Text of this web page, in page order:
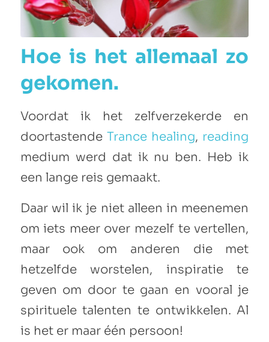
Hoe is het allemaal zo
gekomen.
Voordat ik het zelfverzekerde en
doortastende Trance healing, reading
medium werd dat ik nu ben. Heb ik
een lange reis gemaakt.
Daar wil ik je niet alleen in meenemen
om iets meer over mezelf te vertellen,
maar ook om anderen die met
hetzelfde worstelen, inspiratie te
geven om door te gaan en vooral je
spirituele talenten te ontwikkelen. Al
is het er maar één persoon!